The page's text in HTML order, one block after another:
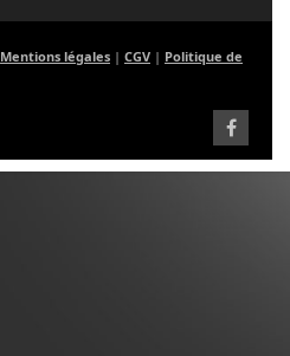
Mentions légales | CGV | Politique de